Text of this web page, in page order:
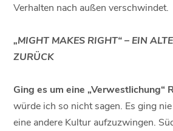
Verhalten nach außen verschwindet.
„MIGHT MAKES RIGHT“ – EIN
ZURÜCK
Ging es um eine „Verwestlichung“
würde ich so nicht sagen. Es ging
eine andere Kultur aufzuzwingen.